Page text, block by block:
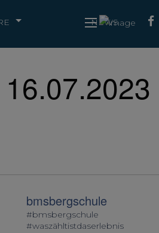
NEWS
bmsbergschule
#bmsbergschule
#waszähltistdaserlebnis